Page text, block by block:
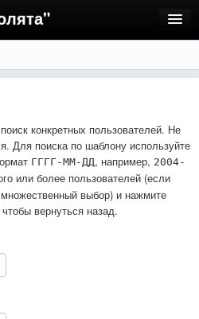
конкретных пользователей. Не
Для поиска по шаблону используйте
ГГГГ-ММ-ДД, например, 2004-
или более пользователей (если
выбор) и нажмите
вернуться назад.